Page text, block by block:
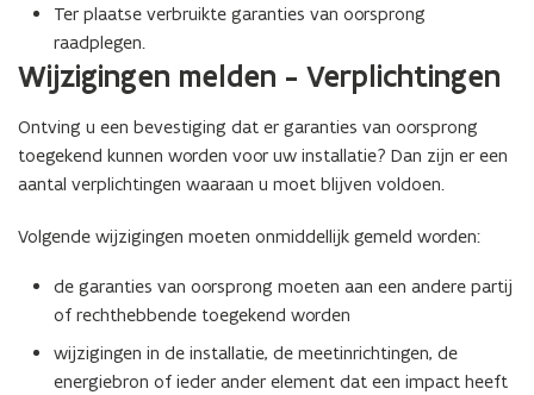
)
e
n
s
t
e
r
)
n
s
t
e
r
Ter plaatse verbruikte garanties van oorsprong
raadplegen.
Wijzigingen melden - Verplichtingen
Ontving u een bevestiging dat er garanties van oorsprong
toegekend kunnen worden voor uw installatie? Dan zijn er een
aantal verplichtingen waaraan u moet blijven voldoen.
Volgende wijzigingen moeten onmiddellijk gemeld worden:
de garanties van oorsprong moeten aan een andere partij
of rechthebbende toegekend worden
wijzigingen in de installatie, de meetinrichtingen, de
energiebron of ieder ander element dat een impact heeft